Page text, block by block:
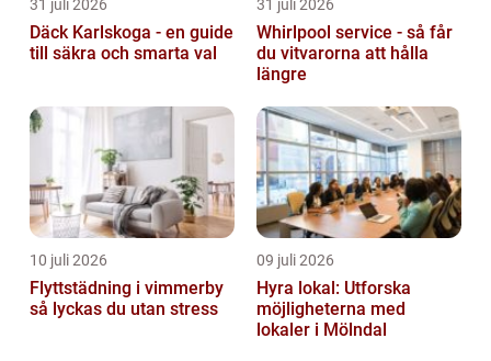
31 juli 2026
Däck Karlskoga - en guide
till säkra och smarta val
31 juli 2026
Whirlpool service - så får
du vitvarorna att hålla
längre
10 juli 2026
Flyttstädning i vimmerby
så lyckas du utan stress
09 juli 2026
Hyra lokal: Utforska
möjligheterna med
lokaler i Mölndal